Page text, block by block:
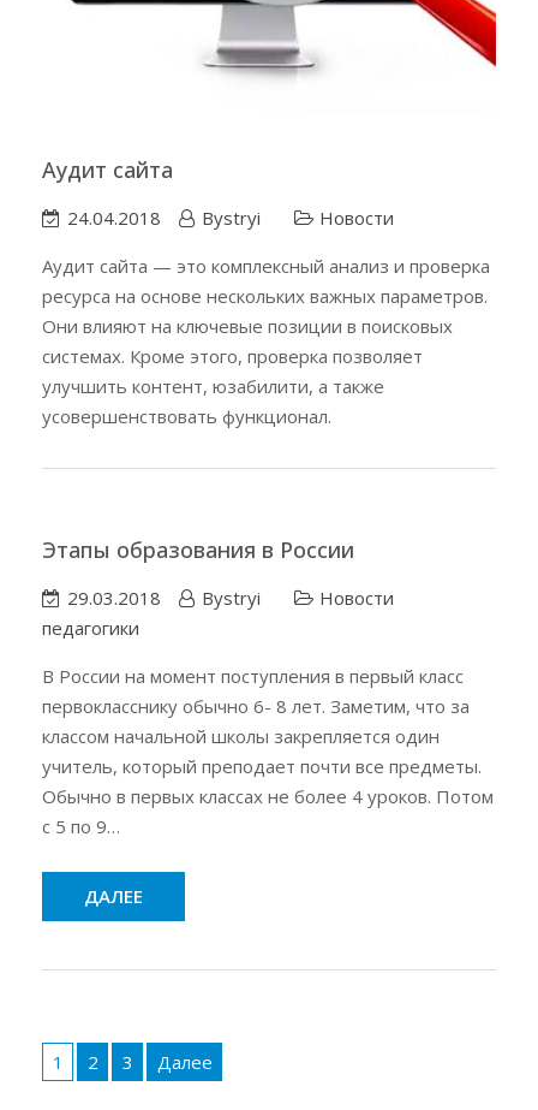
Аудит сайта
24.04.2018 Bystryi
Новости
Аудит сайта — это комплексный анализ и проверка
ресурса на основе нескольких важных параметров.
Они влияют на ключевые позиции в поисковых
системах. Кроме этого, проверка позволяет
улучшить контент, юзабилити, а также
усовершенствовать функционал.
Этапы образования в России
29.03.2018 Bystryi
Новости
педагогики
В России на момент поступления в первый класс
первокласснику обычно 6- 8 лет. Заметим, что за
классом начальной школы закрепляется один
учитель, который преподает почти все предметы.
Обычно в первых классах не более 4 уроков. Потом
с 5 по 9…
ДАЛЕЕ
записей
1 2 3 Далее